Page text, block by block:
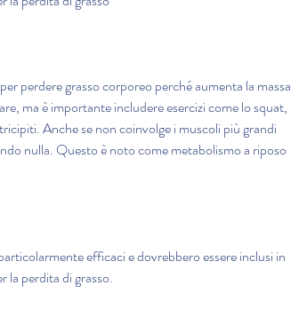
perdere grasso corporeo perché aumenta la massa
ma è importante includere esercizi come lo squat,
Anche se non coinvolge i muscoli più grandi
nulla. Questo è noto come metabolismo a riposo
efficaci e dovrebbero essere inclusi in
la perdita di grasso.